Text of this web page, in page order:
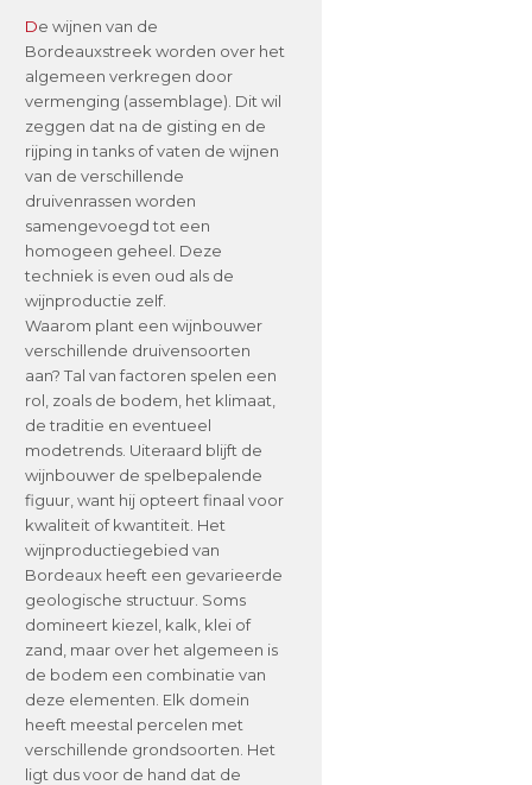
De wijnen van de
Bordeauxstreek worden over het
algemeen verkregen door
vermenging (assemblage). Dit wil
zeggen dat na de gisting en de
rijping in tanks of vaten de wijnen
van de verschillende
druivenrassen worden
samengevoegd tot een
homogeen geheel. Deze
techniek is even oud als de
wijnproductie zelf.
Waarom plant een wijnbouwer
verschillende druivensoorten
aan? Tal van factoren spelen een
rol, zoals de bodem, het klimaat,
de traditie en eventueel
modetrends. Uiteraard blijft de
wijnbouwer de spelbepalende
figuur, want hij opteert finaal voor
kwaliteit of kwantiteit. Het
wijnproductiegebied van
Bordeaux heeft een gevarieerde
geologische structuur. Soms
domineert kiezel, kalk, klei of
zand, maar over het algemeen is
de bodem een combinatie van
deze elementen. Elk domein
heeft meestal percelen met
verschillende grondsoorten. Het
ligt dus voor de hand dat de